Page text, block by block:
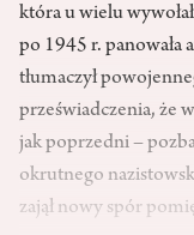
która u wielu
po 1945 r. panowała
tłumaczył
przeświadczenia, że
jak poprzedni –
okrutnego
zajął nowy spór